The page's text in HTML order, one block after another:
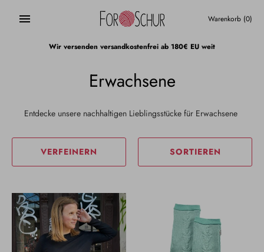
Warenkorb (0)
Wir versenden versandkostenfrei ab 180€ EU weit
Erwachsene
Entdecke unsere nachhaltigen Lieblingsstücke für Erwachsene
VERFEINERN SORTIEREN